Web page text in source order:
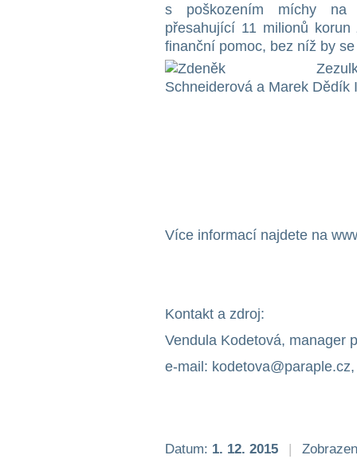
s poškozením míchy na
přesahující 11 milionů
finanční pomoc, bez níž by
Více informací najdete na
Kontakt a zdroj:
Vendula Kodetová, manager
e-mail:
Datum: 1. 12. 2015 |